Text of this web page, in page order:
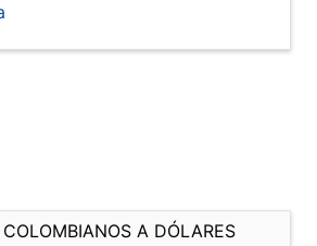
A DÓLARES